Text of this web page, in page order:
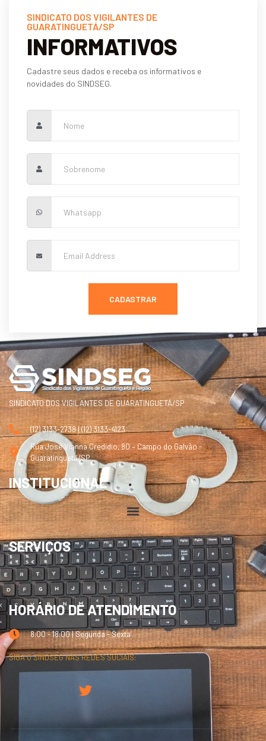
SINDICATO DOS VIGILANTES DE
GUARATINGUETÁ/SP
INFORMATIVOS
Cadastre seus dados e receba os informativos e
novidades do SINDSEG.
CADASTRAR
SINDICATO DOS VIGILANTES DE GUARATINGUETÁ/SP
(12) 3133-2738 | (12) 3133-4123
Rua José Vianna Credidio, 80 – Campo do Galvão -
Guaratinguetá/SP
INSTITUCIONAL
SERVIÇOS
HORÁRIO DE ATENDIMENTO
8:00 - 18:00 | Segunda - Sexta
SIGA O SINDSEG NAS REDES SOCIAIS: